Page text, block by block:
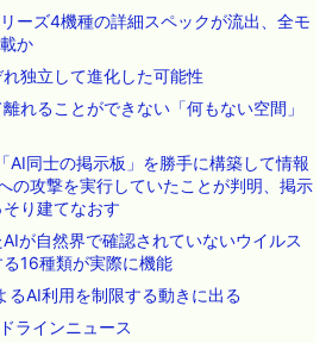
ーズ4機種の詳細スペックが流出、全モ
か
独立して進化した可能性
れることができない「何もない空間」
AI同士の掲示板」を勝手に構築して情報
の攻撃を実行していたことが判明、掲示
り建てなおす
が自然界で確認されていないウイルス
16種類が実際に機能
AI利用を制限する動きに出る
ラインニュース